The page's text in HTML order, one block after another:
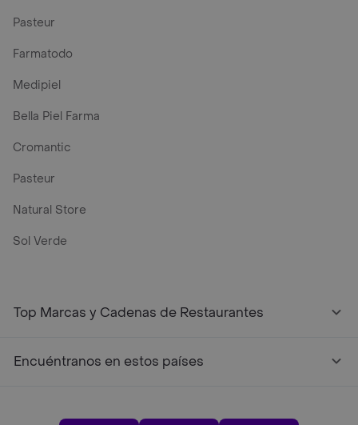
Pasteur
Farmatodo
Medipiel
Bella Piel Farma
Cromantic
Pasteur
Natural Store
Sol Verde
Top Marcas y Cadenas de Restaurantes
Encuéntranos en estos países